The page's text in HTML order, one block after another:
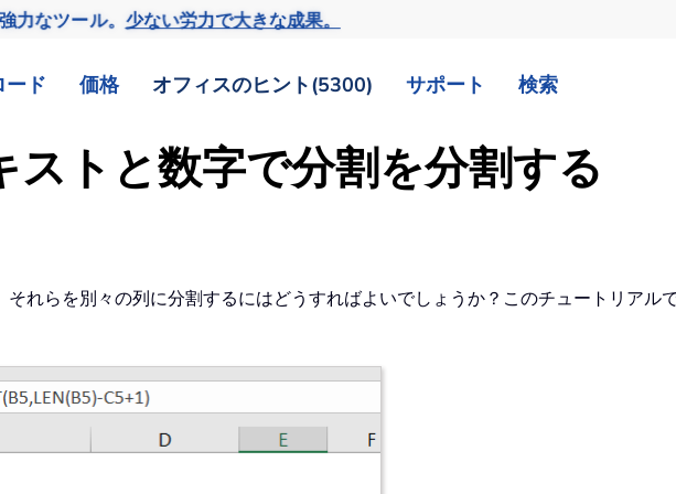
力なツール。少ない労力で大きな成果。
ード 価格 オフィスのヒント(5300) サポート 検索
トと数字で分割を分割する
れらを別々の列に分割するにはどうすればよいでしょうか？このチュートリアル